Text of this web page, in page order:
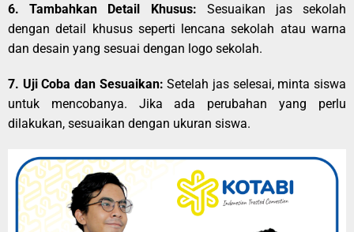
6. Tambahkan Detail Khusus: Sesuaikan jas sekolah
dengan detail khusus seperti lencana sekolah atau warna
dan desain yang sesuai dengan logo sekolah.
7. Uji Coba dan Sesuaikan: Setelah jas selesai, minta siswa
untuk mencobanya. Jika ada perubahan yang perlu
dilakukan, sesuaikan dengan ukuran siswa.